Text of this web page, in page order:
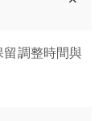
調整時間與